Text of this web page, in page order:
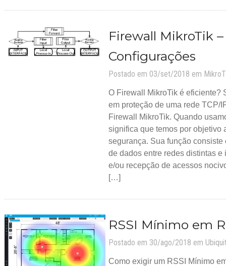
Firewall MikroTik
Configurações
Postado em 03/set/2018 em
O Firewall MikroTik é eficiente?
em proteção de uma rede TCP/
Firewall MikroTik. Quando
significa que temos por objetivo
segurança. Sua função consiste
de dados entre redes distintas e
e/ou recepção de acessos
[…]
RSSI Mínimo em
Postado em 30/ago/2018 em
Como exigir um RSSI Mínimo